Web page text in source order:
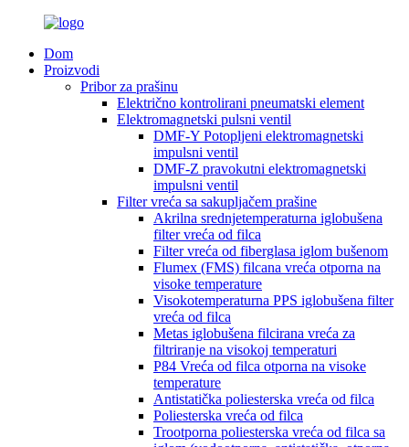
Dom
Proizvodi
Pribor za prašinu
Električno kontrolirani pneumatski element
Elektromagnetski pulsni ventil
DMF-Y Potopljeni elektromagnetski
impulsni ventil
DMF-Z pravokutni elektromagnetski
impulsni ventil
Filter vreća sa sakupljačem prašine
Akrilna srednjetemperaturna iglobušena
filter vreća od filca
Filter vreća od fiberglasa iglom bušenom
Flumex (FMS) filcana vreća otporna na
visoke temperature
Visokotemperaturna PPS iglobušena filter
vreća od filca
Metas iglobušena filcirana vreća za
filtriranje na visokoj temperaturi
P84 Vreća od filca otporna na visoke
temperature
Antistatička poliesterska vreća od filca
Poliesterska vreća od filca
Trootporna poliesterska vreća od filca sa